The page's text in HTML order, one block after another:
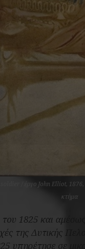
/ έργο John Elliot,
κτήμα
1825 και
της Δυτικής
υπηρέτησε σε